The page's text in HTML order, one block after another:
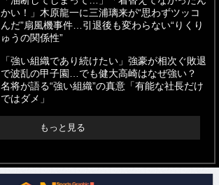
かい！」木原龍一に三浦璃来が“思わずツッコ
んだ”扇風機事件…引退後も変わらない“りくり
ゅうの関係性”
「強い組織であり続けたい」強豪が相次ぐ敗退
で波乱の甲子園…でも健大高崎はなぜ強い？
名将が語る“強い組織”の真意「有能な社長だけ
ではダメ」
もっと見る